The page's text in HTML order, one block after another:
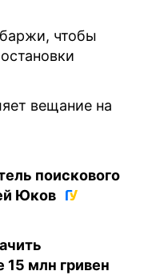
чтобы
вещание на
поискового
Юков
15 млн гривен